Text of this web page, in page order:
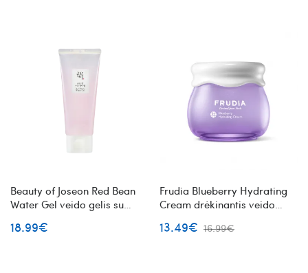
Beauty of Joseon Red Bean
Water Gel veido gelis su
18.99€
Frudia Blueberry Hydrating
Cream drėkinantis veido
13.49€ 16.99€